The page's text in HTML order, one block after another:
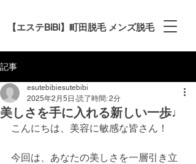
【エステBiBi】町田脱毛 メンズ脱毛
記事
美しさを手に入れる新しい一歩♩
esutebibiesutebibi
2025年2月5日 読了時間: 2分
こんにちは、美容に敏感な皆さん！
今回は、あなたの美しさを一層引き立